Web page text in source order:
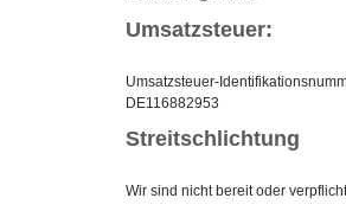
Umsatzsteuer:
Umsatzsteuer-
DE116882953
Streitschlichtung
Wir sind nicht bereit oder